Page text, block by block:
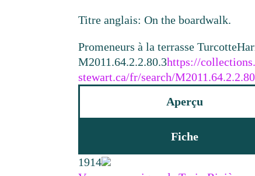
Titre anglais: On the boardwalk.
Promeneurs à la terrasse Turcotte
M2011.64.2.2.80.3https://
stewart.ca/fr/search/
Aperçu
Fiche
1914